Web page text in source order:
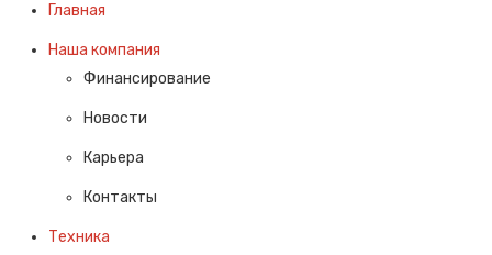
Главная
Наша компания
Финансирование
Новости
Карьера
Контакты
Техника